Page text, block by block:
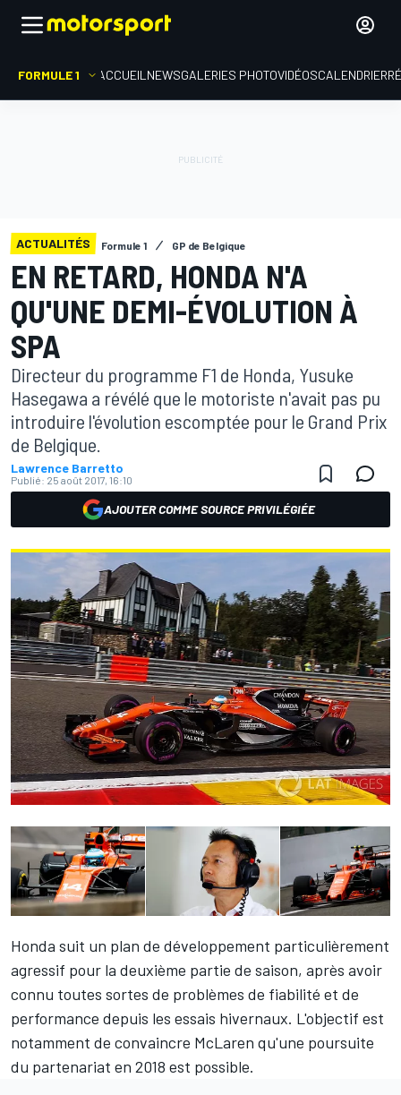
FORMULE 1 ACCUEIL NEWSGALERIES PHOTOVIDÉOSCALENDRIER
ACTUALITÉS Formule 1 GP de Belgique
EN RETARD, HONDA N'A
QU'UNE DEMI-ÉVOLUTION À
SPA
Directeur du programme F1 de Honda, Yusuke
Hasegawa a révélé que le motoriste n'avait pas pu
introduire l'évolution escomptée pour le Grand Prix
de Belgique.
Lawrence Barretto
Publié: 25 août 2017, 16:10
AJOUTER COMME SOURCE PRIVILÉGIÉE
Honda suit un plan de développement particulièrement
agressif pour la deuxième partie de saison, après avoir
connu toutes sortes de problèmes de fiabilité et de
performance depuis les essais hivernaux. L'objectif est
notamment de convaincre McLaren qu'une poursuite
du partenariat en 2018 est possible.